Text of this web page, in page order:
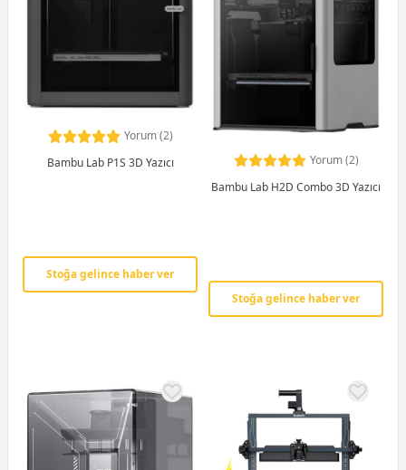
Yorum (2)
Bambu Lab P1S 3D Yazıcı
Stoğa gelince haber ver
Yorum (2)
Bambu Lab H2D Combo 3D Yazıcı
Stoğa gelince haber ver